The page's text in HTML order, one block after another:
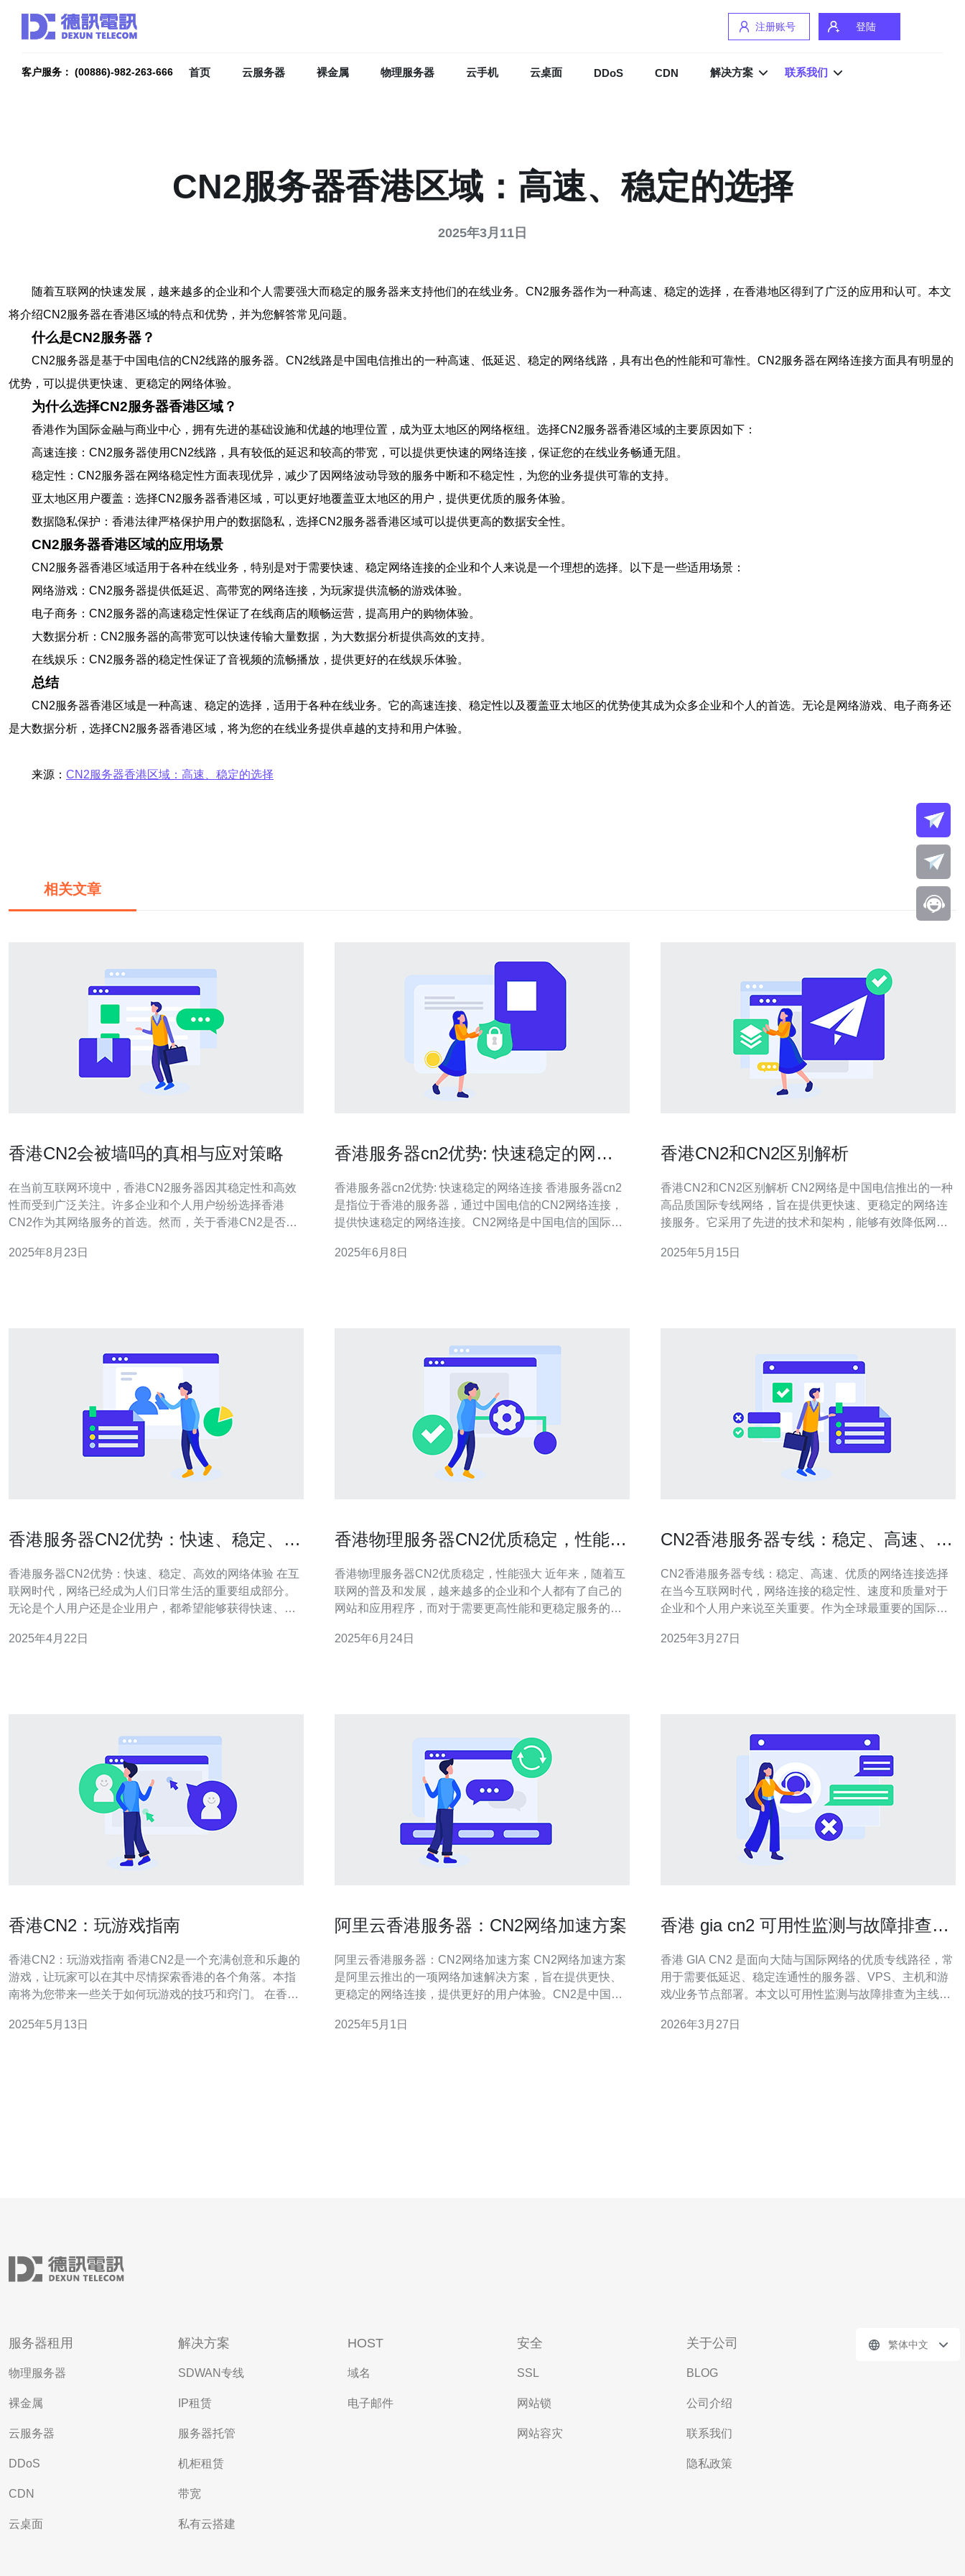
注册账号 登陆
客户服务： (00886)-982-263-666 首页 云服务器 裸金属 物理服务器 云手机 云桌面 DDoS CDN 解决方案 联系我们
CN2服务器香港区域：高速、稳定的选择
2025年3月11日
随着互联网的快速发展，越来越多的企业和个人需要强大而稳定的服务器来支持他们的在线业务。CN2服务器作为一种高速、稳定的选择，在香港地区得到了广泛的应用和认可。本文
将介绍CN2服务器在香港区域的特点和优势，并为您解答常见问题。
什么是CN2服务器？
CN2服务器是基于中国电信的CN2线路的服务器。CN2线路是中国电信推出的一种高速、低延迟、稳定的网络线路，具有出色的性能和可靠性。CN2服务器在网络连接方面具有明显的
优势，可以提供更快速、更稳定的网络体验。
为什么选择CN2服务器香港区域？
香港作为国际金融与商业中心，拥有先进的基础设施和优越的地理位置，成为亚太地区的网络枢纽。选择CN2服务器香港区域的主要原因如下：
高速连接：CN2服务器使用CN2线路，具有较低的延迟和较高的带宽，可以提供更快速的网络连接，保证您的在线业务畅通无阻。
稳定性：CN2服务器在网络稳定性方面表现优异，减少了因网络波动导致的服务中断和不稳定性，为您的业务提供可靠的支持。
亚太地区用户覆盖：选择CN2服务器香港区域，可以更好地覆盖亚太地区的用户，提供更优质的服务体验。
数据隐私保护：香港法律严格保护用户的数据隐私，选择CN2服务器香港区域可以提供更高的数据安全性。
CN2服务器香港区域的应用场景
CN2服务器香港区域适用于各种在线业务，特别是对于需要快速、稳定网络连接的企业和个人来说是一个理想的选择。以下是一些适用场景：
网络游戏：CN2服务器提供低延迟、高带宽的网络连接，为玩家提供流畅的游戏体验。
电子商务：CN2服务器的高速稳定性保证了在线商店的顺畅运营，提高用户的购物体验。
大数据分析：CN2服务器的高带宽可以快速传输大量数据，为大数据分析提供高效的支持。
在线娱乐：CN2服务器的稳定性保证了音视频的流畅播放，提供更好的在线娱乐体验。
总结
CN2服务器香港区域是一种高速、稳定的选择，适用于各种在线业务。它的高速连接、稳定性以及覆盖亚太地区的优势使其成为众多企业和个人的首选。无论是网络游戏、电子商务还
是大数据分析，选择CN2服务器香港区域，将为您的在线业务提供卓越的支持和用户体验。
来源： CN2服务器香港区域：高速、稳定的选择
相关文章
香港CN2会被墙吗的真相与应对策略
在当前互联网环境中，香港CN2服务器因其稳定性和高效
性而受到广泛关注。许多企业和个人用户纷纷选择香港
CN2作为其网络服务的首选。然而，关于香港CN2是否会
么？我们该如何应对可能的网络限制呢？本文将为您详细
2025年8月23日
香港服务器cn2优势: 快速稳定的网络
香港服务器cn2优势: 快速稳定的网络连接 香港服务器cn2
是指位于香港的服务器，通过中国电信的CN2网络连接，
提供快速稳定的网络连接。CN2网络是中国电信的国际专
器cn2采用CN2网络连接，能够实现快速的网络连接。
2025年6月8日
香港CN2和CN2区别解析
香港CN2和CN2区别解析 CN2网络是中国电信推出的一种
高品质国际专线网络，旨在提供更快速、更稳定的网络连
接服务。它采用了先进的技术和架构，能够有效降低网络
提供的网络服务，但它们之间有一些区别： 1. 服务范围 香
2025年5月15日
香港服务器CN2优势：快速、稳定、高
香港服务器CN2优势：快速、稳定、高效的网络体验 在互
联网时代，网络已经成为人们日常生活的重要组成部分。
无论是个人用户还是企业用户，都希望能够获得快速、稳
求的最佳选择。 香港服务器CN2采用了最新的网络技术，
2025年4月22日
香港物理服务器CN2优质稳定，性能强
香港物理服务器CN2优质稳定，性能强大 近年来，随着互
联网的普及和发展，越来越多的企业和个人都有了自己的
网站和应用程序，而对于需要更高性能和更稳定服务的用
务器提供商中，香港的CN2优质稳定，性能强大，备受用
2025年6月24日
CN2香港服务器专线：稳定、高速、优
CN2香港服务器专线：稳定、高速、优质的网络连接选择
在当今互联网时代，网络连接的稳定性、速度和质量对于
企业和个人用户来说至关重要。作为全球最重要的国际金
港服务器专线作为一种优质的网络连接选择，为用户提供
2025年3月27日
香港CN2：玩游戏指南
香港CN2：玩游戏指南 香港CN2是一个充满创意和乐趣的
游戏，让玩家可以在其中尽情探索香港的各个角落。本指
南将为您带来一些关于如何玩游戏的技巧和窍门。 在香港
街道和古老庙宇，解开一个个神秘谜题，探索隐藏的宝藏
2025年5月13日
阿里云香港服务器：CN2网络加速方案
阿里云香港服务器：CN2网络加速方案 CN2网络加速方案
是阿里云推出的一项网络加速解决方案，旨在提供更快、
更稳定的网络连接，提供更好的用户体验。CN2是中国电
络具有更低的时延、更高的带宽和更好的稳定性。 阿里云
2025年5月1日
香港 gia cn2 可用性监测与故障排查全
香港 GIA CN2 是面向大陆与国际网络的优质专线路径，常
用于需要低延迟、稳定连通性的服务器、VPS、主机和游
戏/业务节点部署。本文以可用性监测与故障排查为主线，
维、网络工程师和技术购买决策者。 首先定义关键可用性
2026年3月27日
服务器租用
物理服务器
裸金属
云服务器
DDoS
CDN
云桌面
解决方案
SDWAN专线
IP租赁
服务器托管
机柜租赁
带宽
私有云搭建
HOST
域名
电子邮件
安全
SSL
网站锁
网站容灾
关于公司
BLOG
公司介绍
联系我们
隐私政策
繁体中文